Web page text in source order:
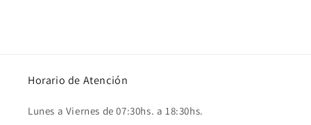
Horario de Atención
Lunes a Viernes de 07:30hs. a 18:30hs.